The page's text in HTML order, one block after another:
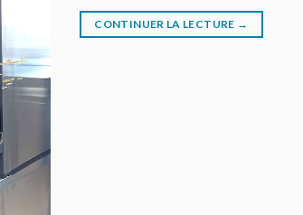
CONTINUER LA LECTURE →